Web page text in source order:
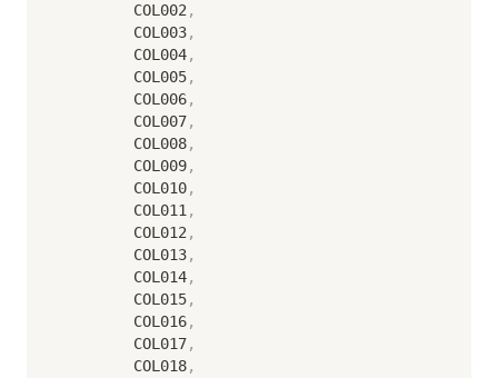
        COL002
,
        COL003
,
        COL004
,
        COL005
,
        COL006
,
        COL007
,
        COL008
,
        COL009
,
        COL010
,
        COL011
,
        COL012
,
        COL013
,
        COL014
,
        COL015
,
        COL016
,
        COL017
,
        COL018
,